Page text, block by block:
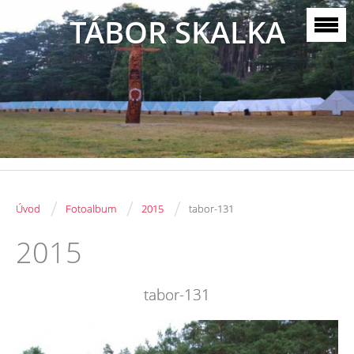
TÁBOR SKALKA
Úvod / Fotoalbum / 2015 / tabor-131
2015
tabor-131